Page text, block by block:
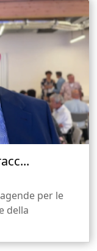
per le
della